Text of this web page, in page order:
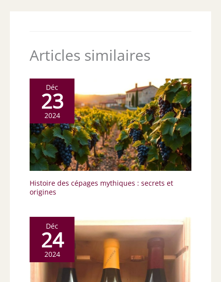
Articles similaires
Déc
23
2024
Histoire des cépages mythiques : secrets et
origines
Déc
24
2024